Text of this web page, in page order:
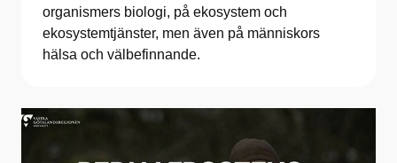
organismers biologi, på ekosystem och
ekosystemtjänster, men även på människors
hälsa och välbefinnande.